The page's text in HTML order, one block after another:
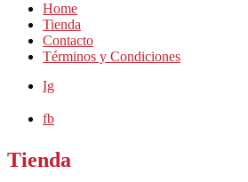
Home
Tienda
Contacto
Términos y Condiciones
Ig
fb
Tienda